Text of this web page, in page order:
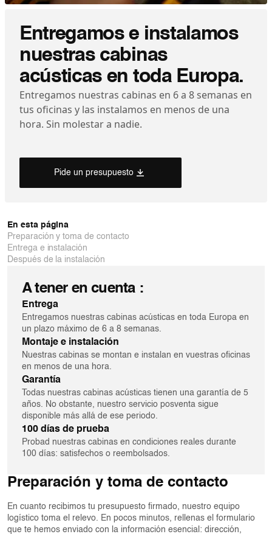
Entregamos e instalamos
nuestras cabinas
acústicas en toda Europa.
Entregamos nuestras cabinas en 6 a 8 semanas en
tus oficinas y las instalamos en menos de una
hora. Sin molestar a nadie.
Pide un presupuesto
En esta página
Preparación y toma de contacto
Entrega e instalación
Después de la instalación
A tener en cuenta :
Entrega
Entregamos nuestras cabinas acústicas en toda Europa en
un plazo máximo de 6 a 8 semanas.
Montaje e instalación
Nuestras cabinas se montan e instalan en vuestras oficinas
en menos de una hora.
Garantía
Todas nuestras cabinas acústicas tienen una garantía de 5
años. No obstante, nuestro servicio posventa sigue
disponible más allá de ese periodo.
100 días de prueba
Probad nuestras cabinas en condiciones reales durante
100 días: satisfechos o reembolsados.
Preparación y toma de contacto
En cuanto recibimos tu presupuesto firmado, nuestro equipo
logístico toma el relevo. En pocos minutos, rellenas el formulario
que te hemos enviado con la información esencial: dirección,